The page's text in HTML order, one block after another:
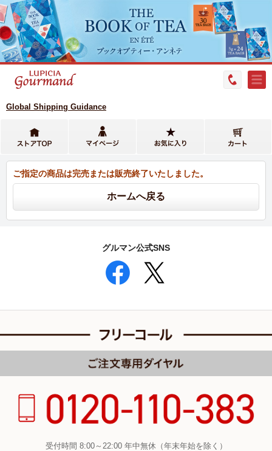
Global Shipping Guidance
ご指定の商品は完売または販売終了いたしました。
グルマン公式SNS
受付時間 8:00～22:00 年中無休（年末年始を除く）